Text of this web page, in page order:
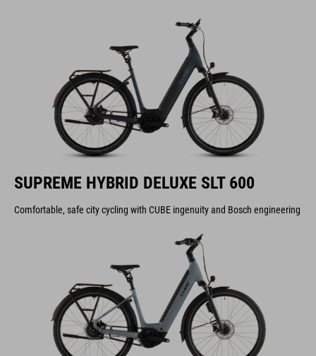
SUPREME HYBRID DELUXE SLT 600
Comfortable, safe city cycling with CUBE ingenuity and Bosch engineering